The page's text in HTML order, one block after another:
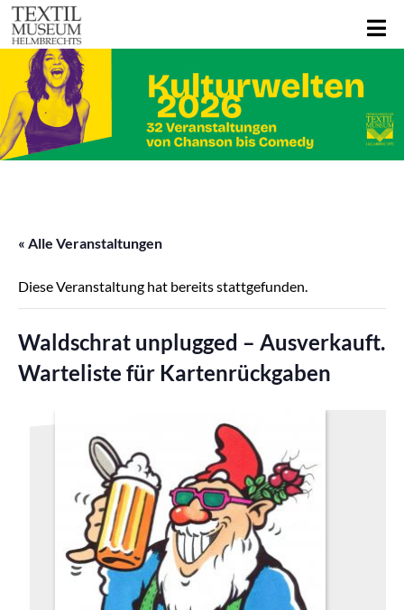
« Alle Veranstaltungen
Diese Veranstaltung hat bereits stattgefunden.
Waldschrat unplugged – Ausverkauft.
Warteliste für Kartenrückgaben